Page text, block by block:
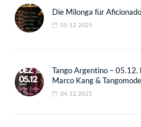
Die Milonga für
05.12.2025
Tango Argentino – 05.12.
Marco Kang & Tangomode
04.12.2025